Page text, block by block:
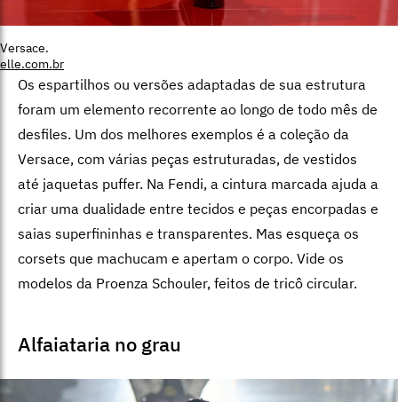
Versace.
elle.com.br
Os espartilhos ou versões adaptadas de sua estrutura
foram um elemento recorrente ao longo de todo mês de
desfiles. Um dos melhores exemplos é a coleção da
Versace, com várias peças estruturadas, de vestidos
até jaquetas puffer. Na Fendi, a cintura marcada ajuda a
criar uma dualidade entre tecidos e peças encorpadas e
saias superfininhas e transparentes. Mas esqueça os
corsets que machucam e apertam o corpo. Vide os
modelos da Proenza Schouler, feitos de tricô circular.
Alfaiataria no grau